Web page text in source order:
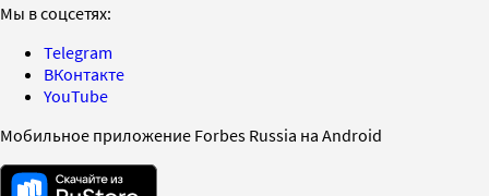
Мы в соцсетях:
Telegram
ВКонтакте
YouTube
Мобильное приложение Forbes Russia на Android